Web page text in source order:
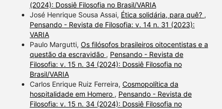
(2024): Dossiê Filosofia no Brasil/VARIA
José Henrique Sousa Assai, Ética solidária, para quê? ,
Pensando - Revista de Filosofia: v. 14 n. 31 (2023):
VARIA
Paulo Margutti, Os filósofos brasileiros oitocentistas e a
questão da escravidão , Pensando - Revista de
Filosofia: v. 15 n. 34 (2024): Dossiê Filosofia no
Brasil/VARIA
Carlos Enrique Ruiz Ferreira, Cosmopolítica da
hospitalidade em Homero , Pensando - Revista de
Filosofia: v. 15 n. 34 (2024): Dossiê Filosofia no